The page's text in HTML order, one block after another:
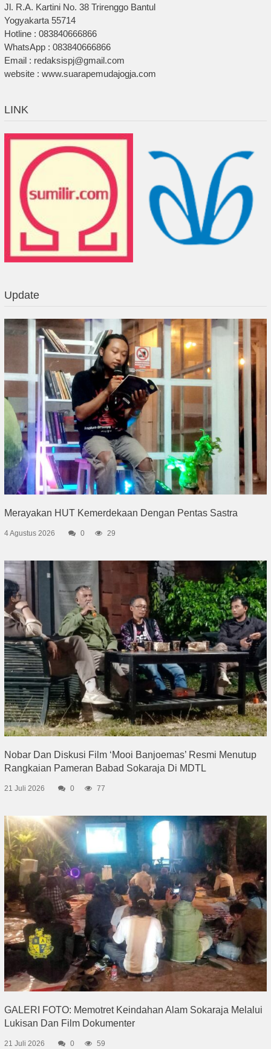
Jl. R.A. Kartini No. 38 Trirenggo Bantul
Yogyakarta 55714
Hotline : 083840666866
WhatsApp : 083840666866
Email : redaksispj@gmail.com
website : www.suarapemudajogja.com
LINK
Update
Merayakan HUT Kemerdekaan Dengan Pentas Sastra
4 Agustus 2026 0 29
Nobar Dan Diskusi Film ‘Mooi Banjoemas’ Resmi Menutup
Rangkaian Pameran Babad Sokaraja Di MDTL
21 Juli 2026 0 77
GALERI FOTO: Memotret Keindahan Alam Sokaraja Melalui
Lukisan Dan Film Dokumenter
21 Juli 2026 0 59